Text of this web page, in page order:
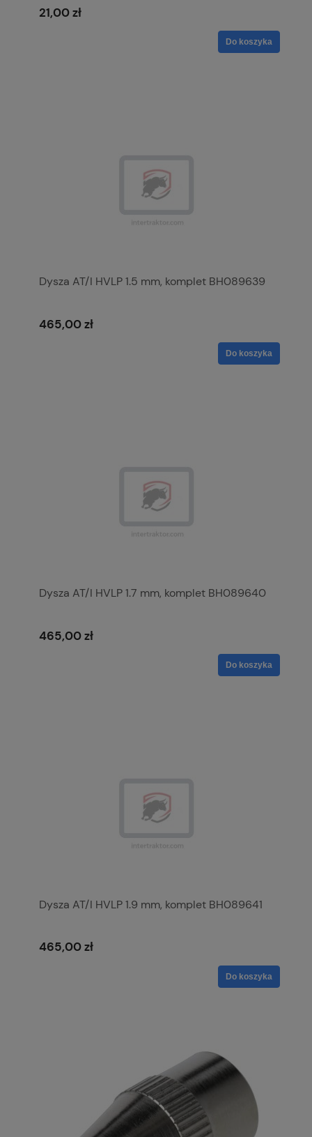
21,00 zł
Do koszyka
Dysza AT/I HVLP 1.5 mm, komplet BH089639
465,00 zł
Do koszyka
Dysza AT/I HVLP 1.7 mm, komplet BH089640
465,00 zł
Do koszyka
Dysza AT/I HVLP 1.9 mm, komplet BH089641
465,00 zł
Do koszyka